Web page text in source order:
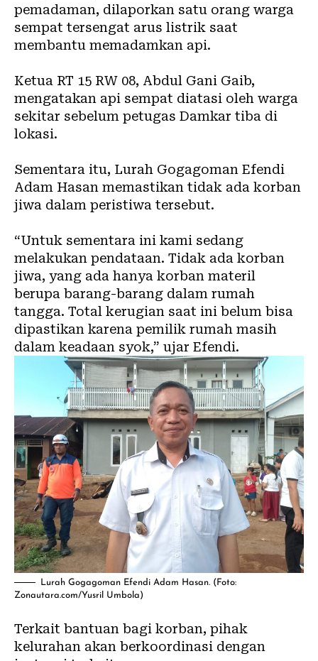
pemadaman, dilaporkan satu orang warga
sempat tersengat arus listrik saat
membantu memadamkan api.
‎Ketua RT 15 RW 08, Abdul Gani Gaib,
mengatakan api sempat diatasi oleh warga
sekitar sebelum petugas Damkar tiba di
lokasi.
‎Sementara itu, Lurah Gogagoman Efendi
Adam Hasan memastikan tidak ada korban
jiwa dalam peristiwa tersebut.
‎“Untuk sementara ini kami sedang
melakukan pendataan. Tidak ada korban
jiwa, yang ada hanya korban materil
berupa barang-barang dalam rumah
tangga. Total kerugian saat ini belum bisa
dipastikan karena pemilik rumah masih
dalam keadaan syok,” ujar Efendi.
Lurah Gogagoman Efendi Adam Hasan. (Foto:
Zonautara.com/Yusril Umbola)
‎Terkait bantuan bagi korban, pihak
kelurahan akan berkoordinasi dengan